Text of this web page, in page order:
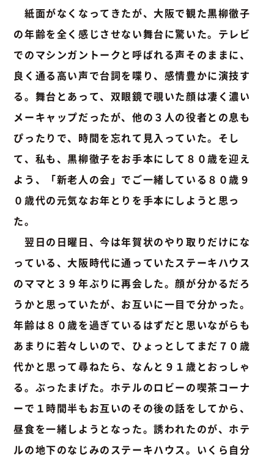
紙面がなくなってきたが、大阪で観た黒柳徹子
の年齢を全く感じさせない舞台に驚いた。テレビ
でのマシンガントークと呼ばれる声そのままに、
良く通る高い声で台詞を喋り、感情豊かに演技す
る。舞台とあって、双眼鏡で覗いた顔は凄く濃い
メーキャップだったが、他の３人の役者との息も
ぴったりで、時間を忘れて見入っていた。そし
て、私も、黒柳徹子をお手本にして８０歳を迎え
よう、「新老人の会」でご一緒している８０歳９
０歳代の元気なお年とりを手本にしようと思っ
た。
翌日の日曜日、今は年賀状のやり取りだけにな
っている、大阪時代に通っていたステーキハウス
のママと３９年ぶりに再会した。顔が分かるだろ
うかと思っていたが、お互いに一目で分かった。
年齢は８０歳を過ぎているはずだと思いながらも
あまりに若々しいので、ひょっとしてまだ７０歳
代かと思って尋ねたら、なんと９１歳とおっしゃ
る。ぶったまげた。ホテルのロビーの喫茶コーナ
ーで１時間半もお互いのその後の話をしてから、
昼食を一緒しようとなった。誘われたのが、ホテ
ルの地下のなじみのステーキハウス。いくら自分